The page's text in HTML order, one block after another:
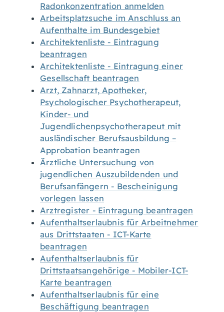
Radonkonzentration anmelden
Arbeitsplatzsuche im Anschluss an
Aufenthalte im Bundesgebiet
Architektenliste - Eintragung
beantragen
Architektenliste - Eintragung einer
Gesellschaft beantragen
Arzt, Zahnarzt, Apotheker,
Psychologischer Psychotherapeut,
Kinder- und
Jugendlichenpsychotherapeut mit
ausländischer Berufsausbildung –
Approbation beantragen
Ärztliche Untersuchung von
jugendlichen Auszubildenden und
Berufsanfängern - Bescheinigung
vorlegen lassen
Arztregister - Eintragung beantragen
Aufenthaltserlaubnis für Arbeitnehmer
aus Drittstaaten - ICT-Karte
beantragen
Aufenthaltserlaubnis für
Drittstaatsangehörige - Mobiler-ICT-
Karte beantragen
Aufenthaltserlaubnis für eine
Beschäftigung beantragen